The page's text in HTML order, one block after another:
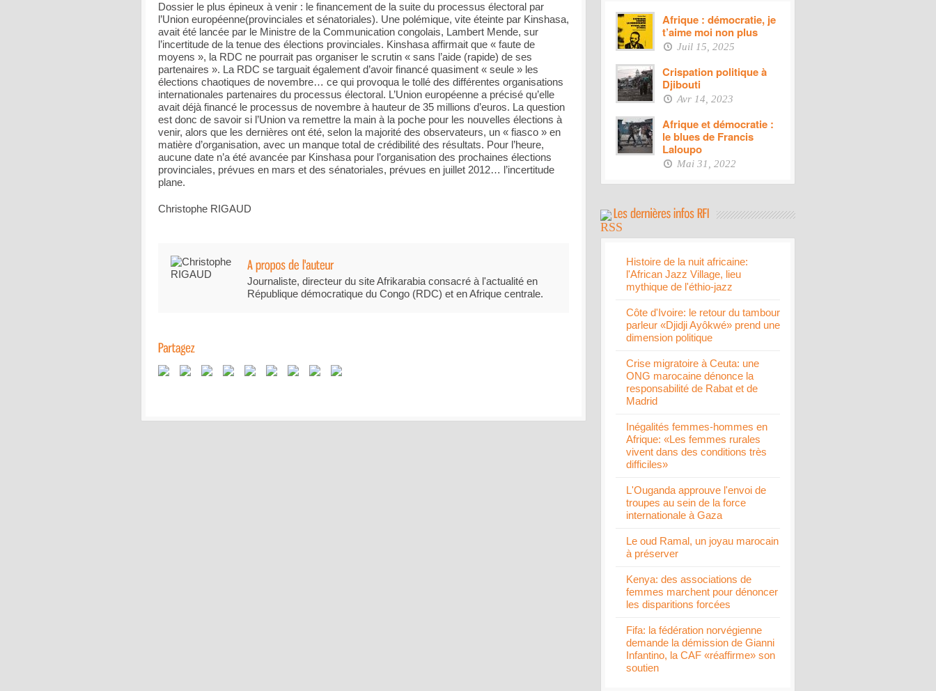
Dossier le plus épineux à venir : le financement de la suite du processus électoral par
l’Union européenne(provinciales et sénatoriales). Une polémique, vite éteinte par Kinshasa,
avait été lancée par le Ministre de la Communication congolais, Lambert Mende, sur
l’incertitude de la tenue des élections provinciales. Kinshasa affirmait que « faute de
moyens », la RDC ne pourrait pas organiser le scrutin « sans l’aide (rapide) de ses
partenaires ». La RDC se targuait également d’avoir financé quasiment « seule » les
élections chaotiques de novembre… ce qui provoqua le tollé des différentes organisations
internationales partenaires du processus électoral. L’Union européenne a précisé qu’elle
avait déjà financé le processus de novembre à hauteur de 35 millions d’euros. La question
est donc de savoir si l’Union va remettre la main à la poche pour les nouvelles élections à
venir, alors que les dernières ont été, selon la majorité des observateurs, un « fiasco » en
matière d’organisation, avec un manque total de crédibilité des résultats. Pour l’heure,
aucune date n’a été avancée par Kinshasa pour l’organisation des prochaines élections
provinciales, prévues en mars et des sénatoriales, prévues en juillet 2012… l’incertitude
plane.
Christophe RIGAUD
Journaliste, directeur du site Afrikarabia consacré à l'actualité en
République démocratique du Congo (RDC) et en Afrique centrale.
Afrique : démocratie, je
t’aime moi non plus
Juil 15, 2025
Crispation politique à
Djibouti
Avr 14, 2023
Afrique et démocratie :
le blues de Francis
Laloupo
Mai 31, 2022
Histoire de la nuit africaine:
l'African Jazz Village, lieu
mythique de l'éthio-jazz
Côte d'Ivoire: le retour du tambour
parleur «Djidji Ayôkwé» prend une
dimension politique
Crise migratoire à Ceuta: une
ONG marocaine dénonce la
responsabilité de Rabat et de
Madrid
Inégalités femmes-hommes en
Afrique: «Les femmes rurales
vivent dans des conditions très
difficiles»
L'Ouganda approuve l'envoi de
troupes au sein de la force
internationale à Gaza
Le oud Ramal, un joyau marocain
à préserver
Kenya: des associations de
femmes marchent pour dénoncer
les disparitions forcées
Fifa: la fédération norvégienne
demande la démission de Gianni
Infantino, la CAF «réaffirme» son
soutien